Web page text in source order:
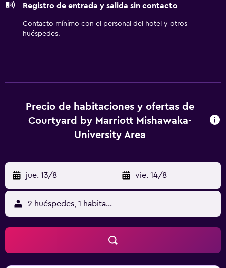
alojamiento (es posible que se aplique un recargo).
Registro de entrada y salida sin contacto
Contacto mínimo con el personal del hotel y otros
huéspedes.
Precio de habitaciones y ofertas de
Courtyard by Marriott Mishawaka-
University Area
jue. 13/8 - vie. 14/8
2 huéspedes, 1 habitación